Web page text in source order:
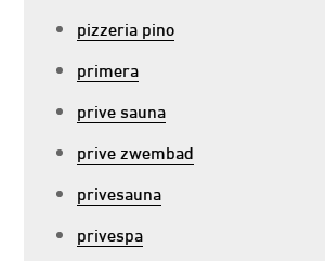
pizzeria pino
primera
prive sauna
prive zwembad
privesauna
privespa